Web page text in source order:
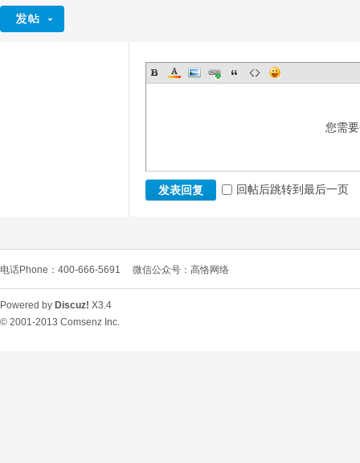
您需
发表回复 回帖后跳转到最后一页
电话Phone：400-666-5691 微信公众号：高恪网络
Powered by Discuz! X3.4
© 2001-2013 Comsenz Inc.